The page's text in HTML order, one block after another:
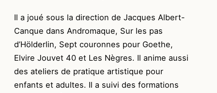
Il a joué sous la direction de Jacques Albert-
Canque dans Andromaque, Sur les pas
d’Hölderlin, Sept couronnes pour Goethe,
Elvire Jouvet 40 et Les Nègres. Il anime aussi
des ateliers de pratique artistique pour
enfants et adultes. Il a suivi des formations